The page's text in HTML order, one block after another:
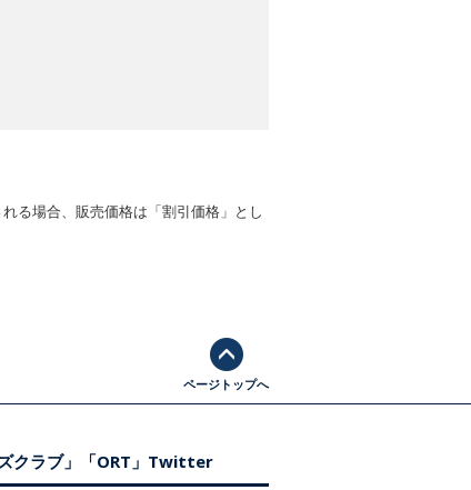
る場合、販売価格は「割引価格」とし
ページトップへ
ズクラブ」「ORT」Twitter